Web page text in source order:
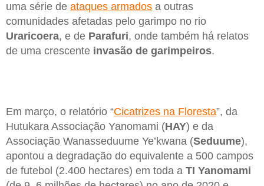
uma série de ataques armados a outras
comunidades afetadas pelo garimpo no rio
Uraricoera, e de Parafuri, onde também há relatos
de uma crescente invasão de garimpeiros.
Em março, o relatório “Cicatrizes na Floresta”, da
Hutukara Associação Yanomami (HAY) e da
Associação Wanasseduume Ye’kwana (Seduume),
apontou a degradação do equivalente a 500 campos
de futebol (2.400 hectares) em toda a TI Yanomami